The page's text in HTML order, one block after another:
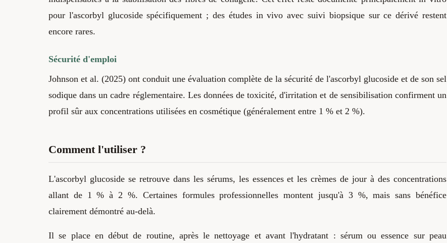
pour l'ascorbyl glucoside spécifiquement ; des études in vivo avec suivi biopsique sur ce dérivé restent
encore rares.
Sécurité d'emploi
Johnson et al. (2025) ont conduit une évaluation complète de la sécurité de l'ascorbyl glucoside et de son sel
sodique dans un cadre réglementaire. Les données de toxicité, d'irritation et de sensibilisation confirment un
profil sûr aux concentrations utilisées en cosmétique (généralement entre 1 % et 2 %).
Comment l'utiliser ?
L'ascorbyl glucoside se retrouve dans les sérums, les essences et les crèmes de jour à des concentrations
allant de 1 % à 2 %. Certaines formules professionnelles montent jusqu'à 3 %, mais sans bénéfice
clairement démontré au-delà.
Il se place en début de routine, après le nettoyage et avant l'hydratant : sérum ou essence sur peau